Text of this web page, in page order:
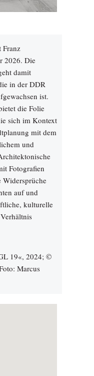
Franz
2026. Die
damit
in der DDR
ist.
die Folie
sich im Kontext
mit dem
und
Fotografien
Widersprüche
auf und
kulturelle
19«, 2024; ©
Marcus